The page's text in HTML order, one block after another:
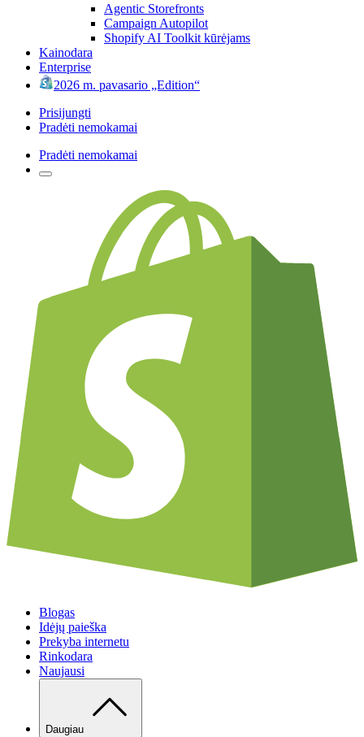
Agentic Storefronts
Campaign Autopilot
Shopify AI Toolkit kūrėjams
Kainodara
Enterprise
2026 m. pavasario „Edition“
Prisijungti
Pradėti nemokamai
Pradėti nemokamai
Blogas
Idėjų paieška
Prekyba internetu
Rinkodara
Naujausi
Daugiau